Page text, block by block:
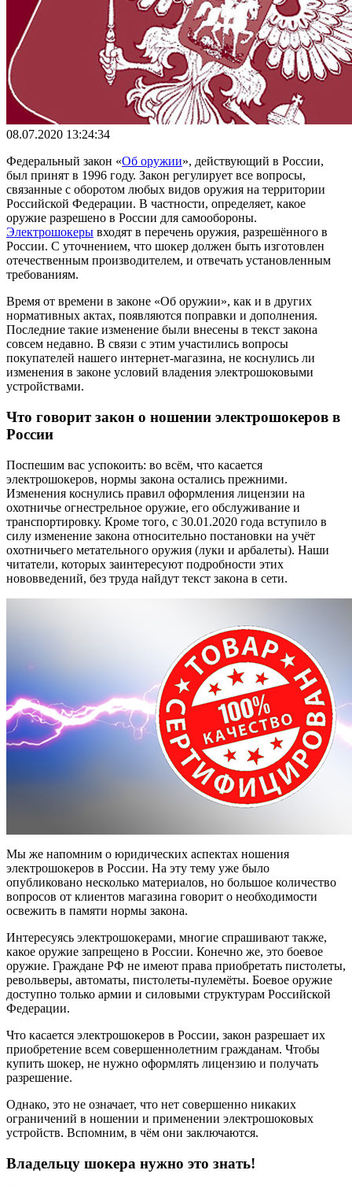
08.07.2020 13:24:34
Федеральный закон «Об оружии», действующий в России,
был принят в 1996 году. Закон регулирует все вопросы,
связанные с оборотом любых видов оружия на территории
Российской Федерации. В частности, определяет, какое
оружие разрешено в России для самообороны.
Электрошокеры входят в перечень оружия, разрешённого в
России. С уточнением, что шокер должен быть изготовлен
отечественным производителем, и отвечать установленным
требованиям.
Время от времени в законе «Об оружии», как и в других
нормативных актах, появляются поправки и дополнения.
Последние такие изменение были внесены в текст закона
совсем недавно. В связи с этим участились вопросы
покупателей нашего интернет-магазина, не коснулись ли
изменения в законе условий владения электрошоковыми
устройствами.
Что говорит закон о ношении электрошокеров в
России
Поспешим вас успокоить: во всём, что касается
электрошокеров, нормы закона остались прежними.
Изменения коснулись правил оформления лицензии на
охотничье огнестрельное оружие, его обслуживание и
транспортировку. Кроме того, с 30.01.2020 года вступило в
силу изменение закона относительно постановки на учёт
охотничьего метательного оружия (луки и арбалеты). Наши
читатели, которых заинтересуют подробности этих
нововведений, без труда найдут текст закона в сети.
Мы же напомним о юридических аспектах ношения
электрошокеров в России. На эту тему уже было
опубликовано несколько материалов, но большое количество
вопросов от клиентов магазина говорит о необходимости
освежить в памяти нормы закона.
Интересуясь электрошокерами, многие спрашивают также,
какое оружие запрещено в России. Конечно же, это боевое
оружие. Граждане РФ не имеют права приобретать пистолеты,
револьверы, автоматы, пистолеты-пулемёты. Боевое оружие
доступно только армии и силовыми структурам Российской
Федерации.
Что касается электрошокеров в России, закон разрешает их
приобретение всем совершеннолетним гражданам. Чтобы
купить шокер, не нужно оформлять лицензию и получать
разрешение.
Однако, это не означает, что нет совершенно никаких
ограничений в ношении и применении электрошоковых
устройств. Вспомним, в чём они заключаются.
Владельцу шокера нужно это знать!